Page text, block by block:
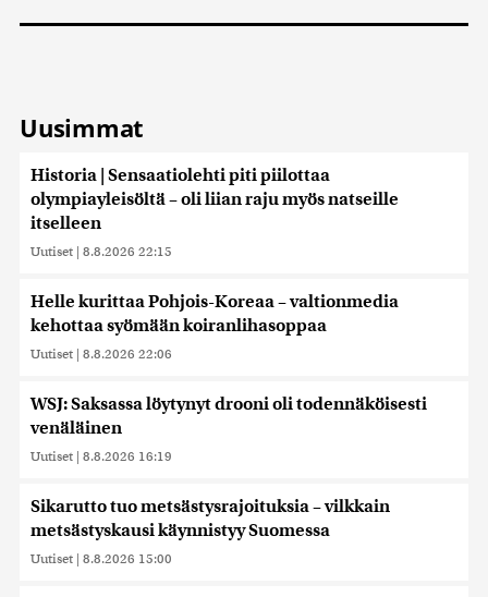
Uusimmat
Historia | Sensaatiolehti piti piilottaa
olympiayleisöltä – oli liian raju myös natseille
itselleen
Uutiset | 8.8.2026 22:15
Helle kurittaa Pohjois-Koreaa – valtionmedia
kehottaa syömään koiranlihasoppaa
Uutiset | 8.8.2026 22:06
WSJ: Saksassa löytynyt drooni oli todennäköisesti
venäläinen
Uutiset | 8.8.2026 16:19
Sikarutto tuo metsästysrajoituksia – vilkkain
metsästyskausi käynnistyy Suomessa
Uutiset | 8.8.2026 15:00